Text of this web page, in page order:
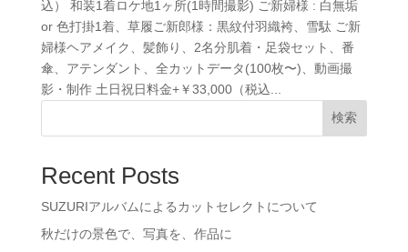
込） 和装1着ロケ地1ヶ所(1時間撮影) ご新婦様 : 白無垢
or 色打掛1着、草履ご新郎様：黒紋付羽織袴、雪駄 ご新
婦様ヘアメイク、髪飾り、2名分肌着・足袋セット、番
傘、アテンダント、全カットデータ(100枚〜)、動画撮
影・制作 土日祝日料金+￥33,000（税込...
検索
Recent Posts
SUZURIアルバムによるカットセレクトについて
秋だけの景色で、写真を、作品に